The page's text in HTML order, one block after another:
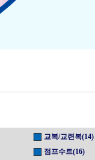
교복/교련복(14)
점프수트(16)